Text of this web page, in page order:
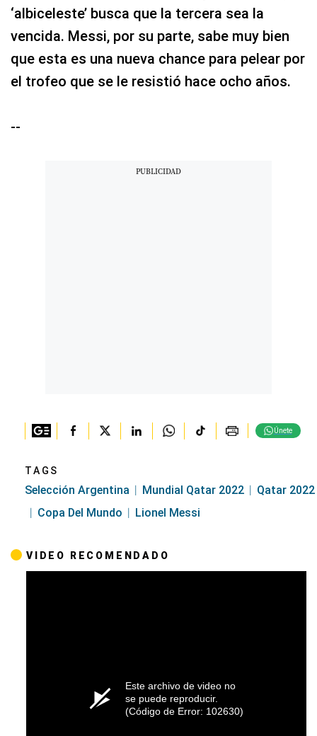
‘albiceleste’ busca que la tercera sea la
vencida. Messi, por su parte, sabe muy bien
que esta es una nueva chance para pelear por
el trofeo que se le resistió hace ocho años.
--
Únete
TAGS
Selección Argentina Mundial Qatar 2022
Qatar 2022
Copa Del Mundo
Lionel Messi
VIDEO RECOMENDADO
Este archivo de video no
se puede reproducir.
(Código de Error: 102630)